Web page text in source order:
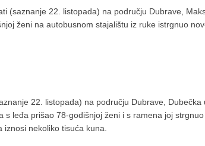
(saznanje 22. listopada) na području Dubrave,
ženi na autobusnom stajalištu iz ruke istrgnuo
22. listopada) na području Dubrave, Dubečka
s leđa prišao 78-godišnjoj ženi i s ramena joj strgnuo
nekoliko tisuća kuna.